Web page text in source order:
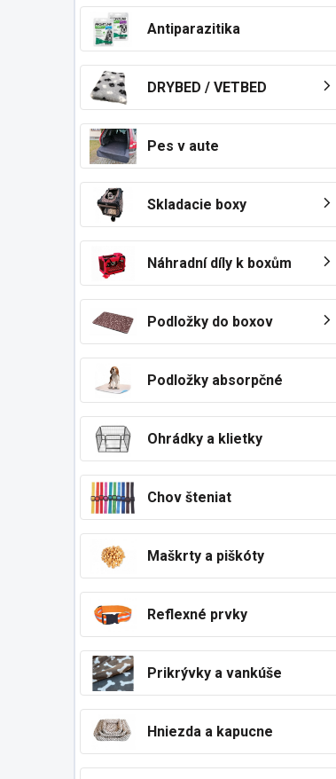
Antiparazitika
DRYBED / VETBED
Pes v aute
Skladacie boxy
Náhradní díly k boxům
Podložky do boxov
Podložky absorpčné
Ohrádky a klietky
Chov šteniat
Maškrty a piškóty
Reflexné prvky
Prikrývky a vankúše
Hniezda a kapucne